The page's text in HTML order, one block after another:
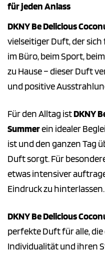
für jeden Anlass
DKNY Be Delicious
vielseitiger Duft, der sich
im Büro, beim Sport,
zu Hause – dieser Duft
und positive
Für den Alltag istDKNY
Summerein idealer
ist und den ganzen Tag
Duft sorgt. Für
etwas intensiver
Eindruck zu hinterlassen.
DKNY Be Delicious
perfekte Duft für alle,
Individualität und ihren